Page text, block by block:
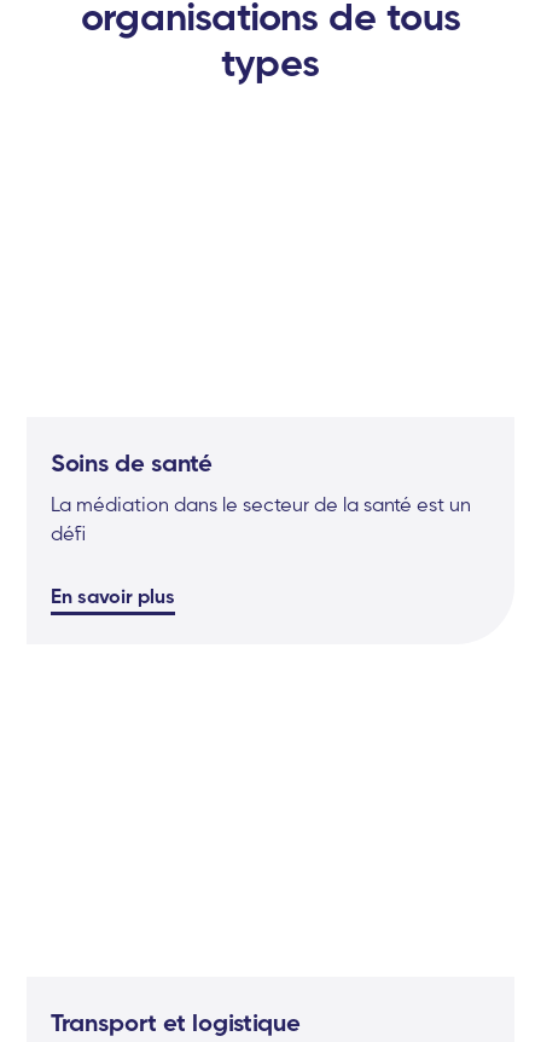
organisations de tous
types
Soins de santé
La médiation dans le secteur de la santé est un
défi
En savoir plus
Transport et logistique